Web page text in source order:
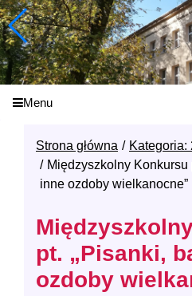
Menu
Strona główna
Kategoria:
Międzyszkolny Konkursu
inne ozdoby wielkanocne”
pt. „Pisanki,
ozdoby